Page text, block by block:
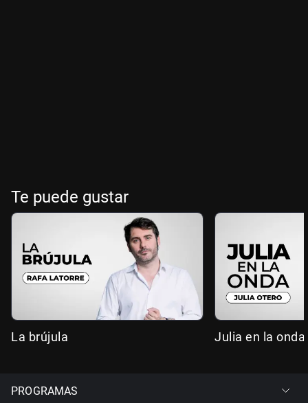
Te puede gustar
La brújula Julia en la onda
PROGRAMAS